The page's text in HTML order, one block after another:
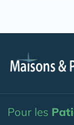
Pour les